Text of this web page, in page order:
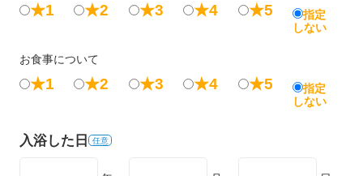
★1 ★2 ★3 ★4 ★5
指定
しない
お食事について
★1 ★2 ★3 ★4 ★5
指定
しない
入浴した日 任意